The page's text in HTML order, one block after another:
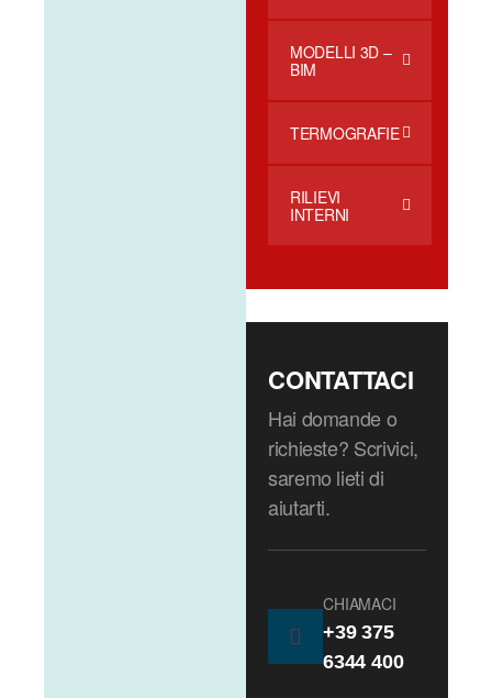
MODELLI 3D –
BIM
TERMOGRAFIE
RILIEVI
INTERNI
CONTATTACI
Hai domande o
richieste? Scrivici,
saremo lieti di
aiutarti.
CHIAMACI
+39 375
6344 400